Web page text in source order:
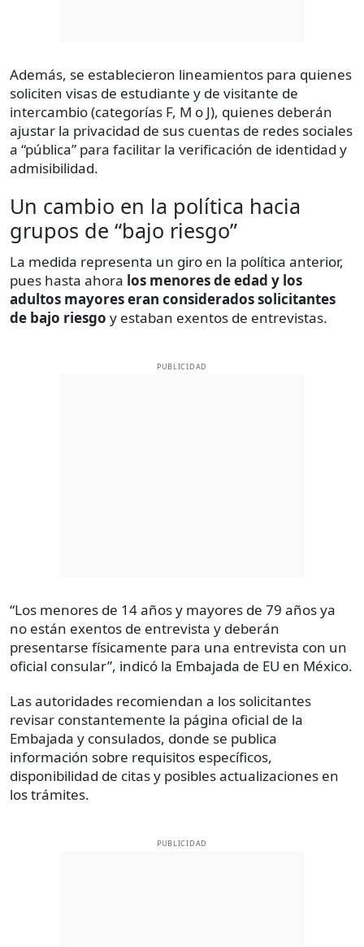
Además, se establecieron lineamientos para quienes
soliciten visas de estudiante y de visitante de
intercambio (categorías F, M o J), quienes deberán
ajustar la privacidad de sus cuentas de redes sociales
a “pública” para facilitar la verificación de identidad y
admisibilidad.
Un cambio en la política hacia
grupos de “bajo riesgo”
La medida representa un giro en la política anterior,
pues hasta ahora los menores de edad y los
adultos mayores eran considerados solicitantes
de bajo riesgo y estaban exentos de entrevistas.
PUBLICIDAD
“Los menores de 14 años y mayores de 79 años ya
no están exentos de entrevista y deberán
presentarse físicamente para una entrevista con un
oficial consular”, indicó la Embajada de EU en México.
Las autoridades recomiendan a los solicitantes
revisar constantemente la página oficial de la
Embajada y consulados, donde se publica
información sobre requisitos específicos,
disponibilidad de citas y posibles actualizaciones en
los trámites.
PUBLICIDAD